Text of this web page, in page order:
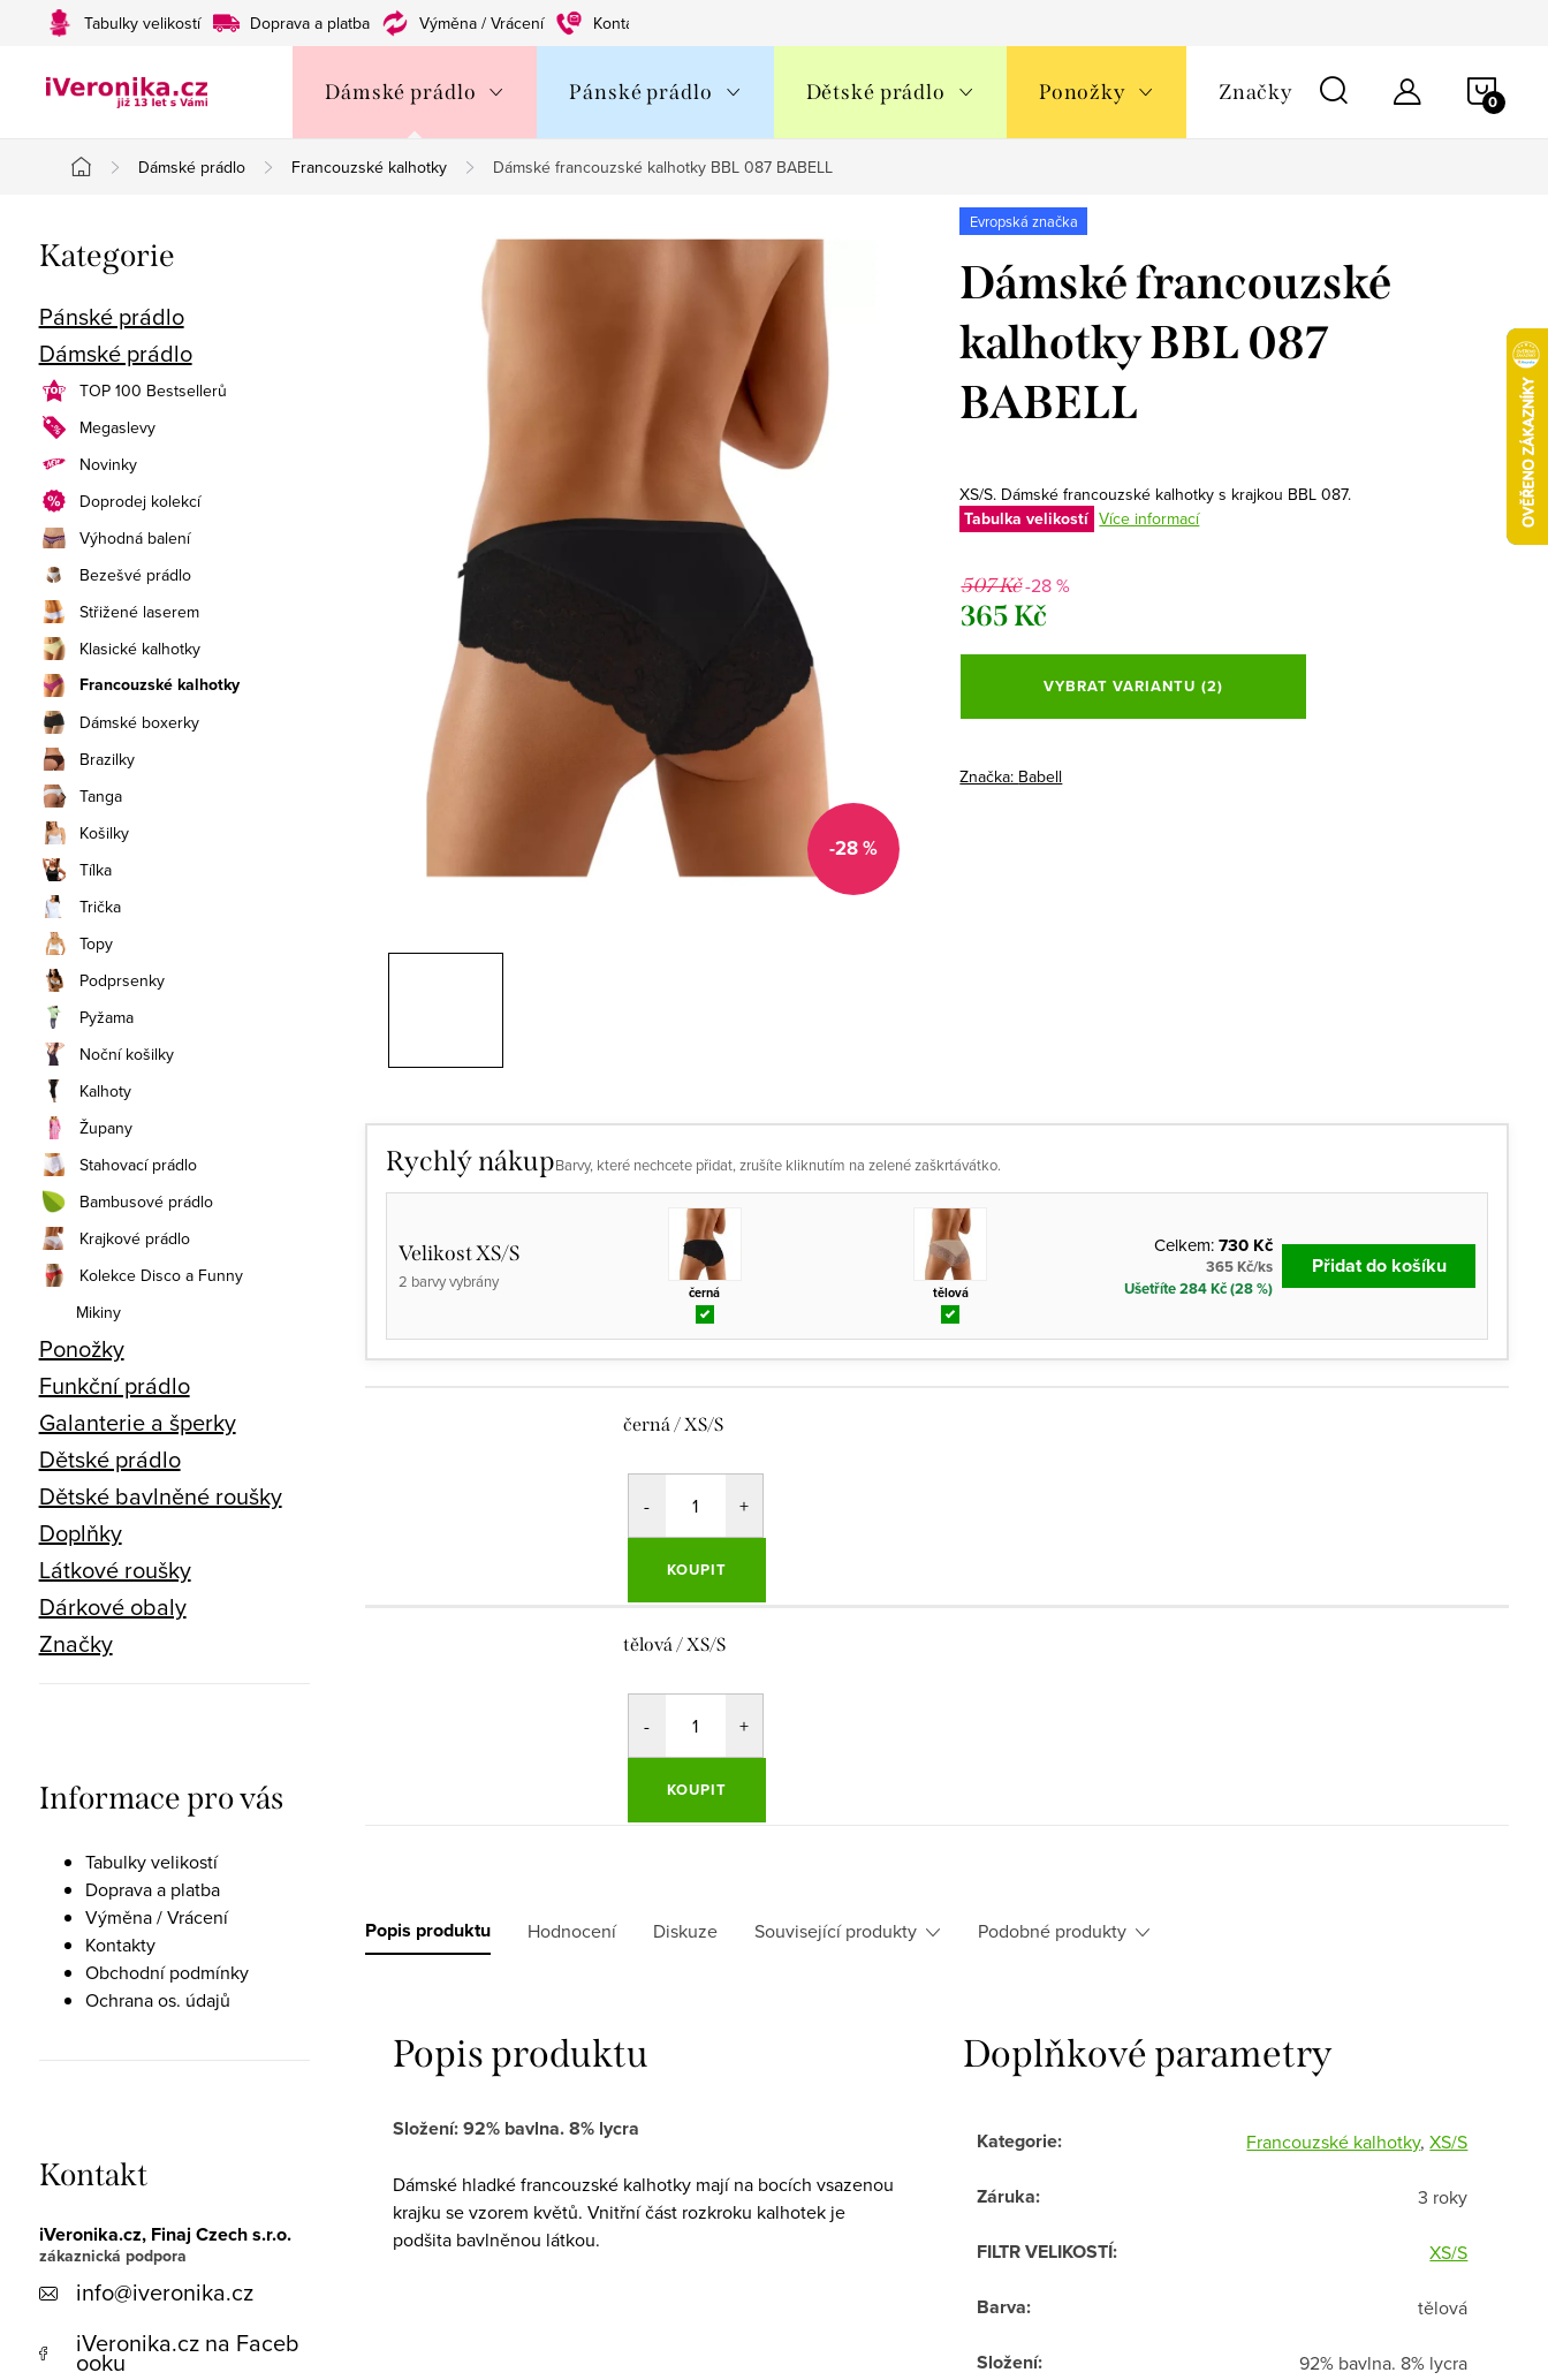
Tabulky velikostí Doprava a platba Výměna / Vrácení Kontakty
Dámské prádlo Pánské prádlo Dětské prádlo Ponožky Značky
Domů
Dámské prádlo Francouzské kalhotky Dámské francouzské kalhotky BBL 087 BABELL
o
s
t
r
a
n
n
í
p
a
n
e
l
Přeskočit
kategorie
Kategorie
Pánské prádlo
Dámské prádlo
TOP 100 Bestsellerů
Megaslevy
Novinky
Doprodej kolekcí
Výhodná balení
Bezešvé prádlo
Střižené laserem
Klasické kalhotky
Francouzské kalhotky
Dámské boxerky
Brazilky
Tanga
Košilky
Tílka
Trička
Topy
Podprsenky
Pyžama
Noční košilky
Kalhoty
Župany
Stahovací prádlo
Bambusové prádlo
Krajkové prádlo
Kolekce Disco a Funny
Mikiny
Ponožky
Funkční prádlo
Galanterie a šperky
Dětské prádlo
Dětské bavlněné roušky
Doplňky
Látkové roušky
Dárkové obaly
Značky
Informace pro vás
Tabulky velikostí
Doprava a platba
Výměna / Vrácení
Kontakty
Obchodní podmínky
Ochrana os. údajů
Kontakt
iVeronika.cz, Finaj Czech s.r.o.
info@iveronika.cz
iVeronika.cz na Faceb
ooku
-28 %
Evropská značka
Dámské francouzské
kalhotky BBL 087
BABELL
XS/S. Dámské francouzské kalhotky s krajkou BBL 087.
Tabulka velikostí Více informací
507 Kč-28 %
365 Kč
Měrná
VYBRAT VARIANTU (2)
Značka: Babell
Rychlý nákupBarvy, které nechcete přidat, zrušíte kliknutím na zelené zaškrtávátko.
Velikost XS/S
2 barvy vybrány
černá tělová
Celkem:730 Kč
365 Kč/ks
Ušetříte 284 Kč (28 %)
Přidat do košíku
černá / XS/S
KOUPIT
tělová / XS/S
KOUPIT
Popis produktu Hodnocení Diskuze Související produkty Podobné produkty
Popis produktu
Složení: 92% bavlna. 8% lycra
Dámské hladké francouzské kalhotky mají na bocích vsazenou
krajku se vzorem květů. Vnitřní část rozkroku kalhotek je
podšita bavlněnou látkou.
Doplňkové parametry
Kategorie: Francouzské kalhotky,XS/S
Záruka: 3 roky
FILTR VELIKOSTÍ: XS/S
Barva: tělová
Složení: 92% bavlna. 8% lycra